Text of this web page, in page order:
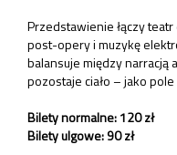
Przedstawienie łączy
post-opery i muzykę
balansuje między narracją
pozostaje ciało – jako
Bilety normalne: 120 zł
Bilety ulgowe: 90 zł